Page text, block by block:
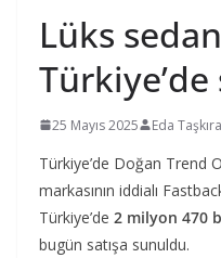
Lüks
Türkiye’de
25 Mayıs 2025 Eda
Türkiye’de Doğan Trend
markasının iddialı
Türkiye’de 2 milyon 470
bugün satışa sunuldu.